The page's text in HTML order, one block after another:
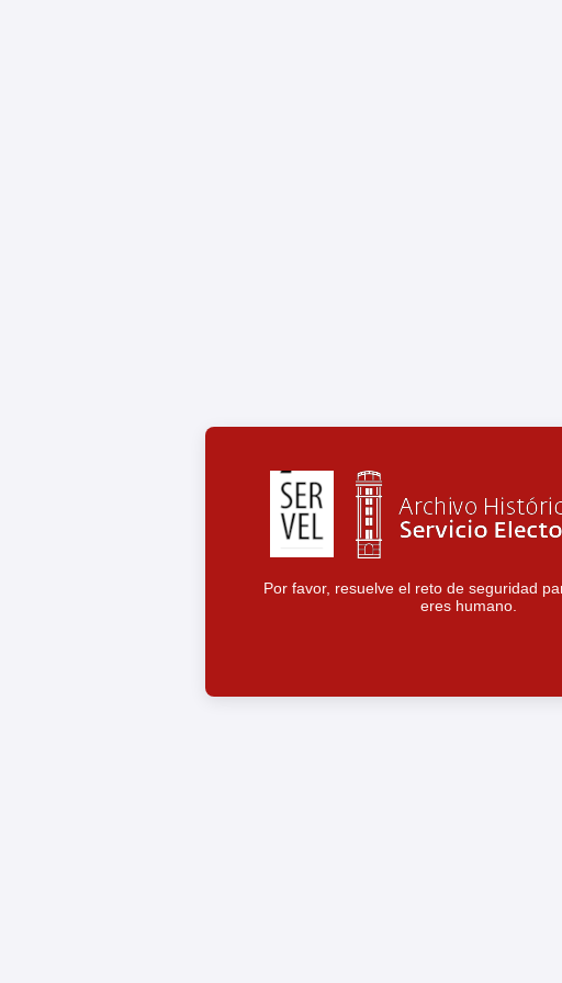
Por favor, resuelve el reto de seguridad
eres humano.